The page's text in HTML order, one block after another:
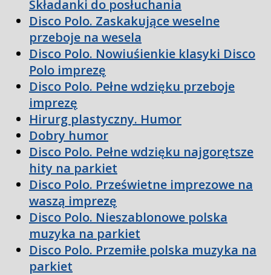
Składanki do posłuchania
Disco Polo. Zaskakujące weselne
przeboje na wesela
Disco Polo. Nowiuśienkie klasyki Disco
Polo imprezę
Disco Polo. Pełne wdzięku przeboje
imprezę
Hirurg plastyczny. Humor
Dobry humor
Disco Polo. Pełne wdzięku najgorętsze
hity na parkiet
Disco Polo. Prześwietne imprezowe na
waszą imprezę
Disco Polo. Nieszablonowe polska
muzyka na parkiet
Disco Polo. Przemiłe polska muzyka na
parkiet